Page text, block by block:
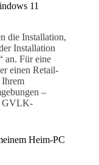
11
die Installation,
Installation
an. Für eine
einen Retail-
–
GVLK-
Heim-PC